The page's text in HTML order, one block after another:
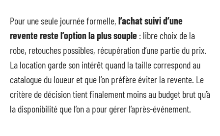
Pour une seule journée formelle, l’achat suivi d’une
revente reste l’option la plus souple : libre choix de la
robe, retouches possibles, récupération d’une partie du prix.
La location garde son intérêt quand la taille correspond au
catalogue du loueur et que l’on préfère éviter la revente. Le
critère de décision tient finalement moins au budget brut qu’à
la disponibilité que l’on a pour gérer l’après-événement.